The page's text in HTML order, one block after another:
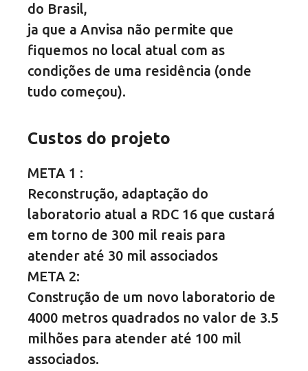
do Brasil,
ja que a Anvisa não permite que
fiquemos no local atual com as
condições de uma residência (onde
tudo começou).
Custos do projeto
META 1 :
Reconstrução, adaptação do
laboratorio atual a RDC 16 que custará
em torno de 300 mil reais para
atender até 30 mil associados
META 2:
Construção de um novo laboratorio de
4000 metros quadrados no valor de 3.5
milhões para atender até 100 mil
associados.